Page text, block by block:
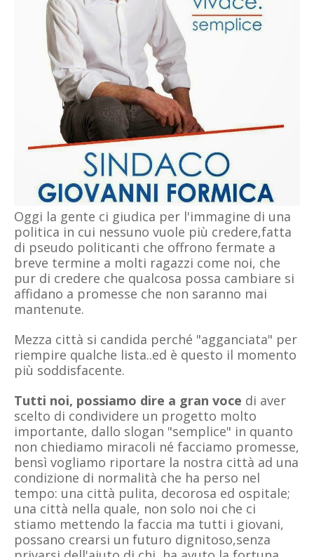
Oggi la gente ci giudica per l'immagine di una
politica in cui nessuno vuole più credere,fatta
di pseudo politicanti che offrono fermate a
breve termine a molti ragazzi come noi, che
pur di credere che qualcosa possa cambiare si
affidano a promesse che non saranno mai
mantenute.
Mezza città si candida perché "agganciata" per
riempire qualche lista..ed è questo il momento
più soddisfacente.
Tutti noi, possiamo dire a gran voce di aver
scelto di condividere un progetto molto
importante, dallo slogan "semplice" in quanto
non chiediamo miracoli né facciamo promesse,
bensì vogliamo riportare la nostra città ad una
condizione di normalità che ha perso nel
tempo: una città pulita, decorosa ed ospitale;
una città nella quale, non solo noi che ci
stiamo mettendo la faccia ma tutti i giovani,
possano crearsi un futuro dignitoso,senza